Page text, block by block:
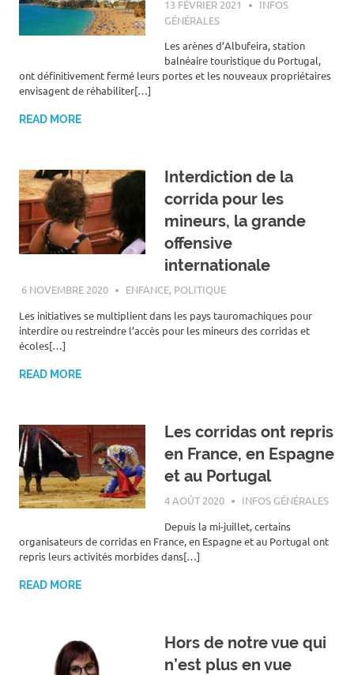
13 FÉVRIER 2021 ROGER LAHANA
INFOS
GÉNÉRALES
Les arènes d’Albufeira, station
balnéaire touristique du Portugal,
ont définitivement fermé leurs portes et les nouveaux propriétaires
envisagent de réhabiliter[…]
READ MORE
Interdiction de la
corrida pour les
mineurs, la grande
offensive
internationale
6 NOVEMBRE 2020 ROGER LAHANA
ENFANCE, POLITIQUE
Les initiatives se multiplient dans les pays tauromachiques pour
interdire ou restreindre l’accès pour les mineurs des corridas et
écoles[…]
READ MORE
Les corridas ont repris
en France, en Espagne
et au Portugal
4 AOÛT 2020 ROGER LAHANA
INFOS GÉNÉRALES
Depuis la mi-juillet, certains
organisateurs de corridas en France, en Espagne et au Portugal ont
repris leurs activités morbides dans[…]
READ MORE
Hors de notre vue qui
n’est plus en vue